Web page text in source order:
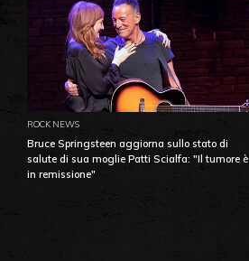
ROCK NEWS
Bruce Springsteen aggiorna sullo stato di
salute di sua moglie Patti Scialfa: "Il tumore è
in remissione"